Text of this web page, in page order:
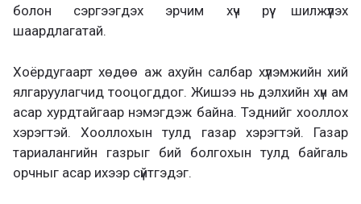
болон сэргээгдэх эрчим хүч рүү шилжүүлэх
шаардлагатай.
Хоёрдугаарт хөдөө аж ахуйн салбар хүлэмжийн хий
ялгаруулагчид тооцогддог. Жишээ нь дэлхийн хүн ам
асар хурдтайгаар нэмэгдэж байна. Тэднийг хооллох
хэрэгтэй. Хооллохын тулд газар хэрэгтэй. Газар
тариалангийн газрыг бий болгохын тулд байгаль
орчныг асар ихээр сүйтгэдэг.